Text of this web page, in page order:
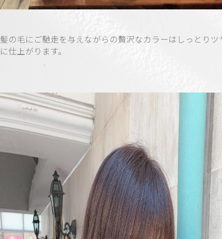
髪の毛にご馳走を与えながらの贅沢なカラーはしっとりツ
に仕上がります。